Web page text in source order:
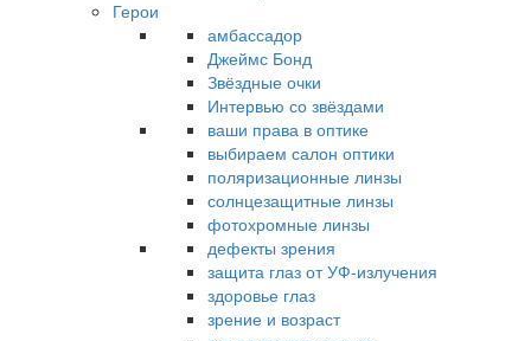
Герои
амбассадор
Джеймс Бонд
Звёздные очки
Интервью со звёздами
ваши права в оптике
выбираем салон оптики
поляризационные линзы
солнцезащитные линзы
фотохромные линзы
дефекты зрения
защита глаз от УФ-излучения
здоровье глаз
зрение и возраст